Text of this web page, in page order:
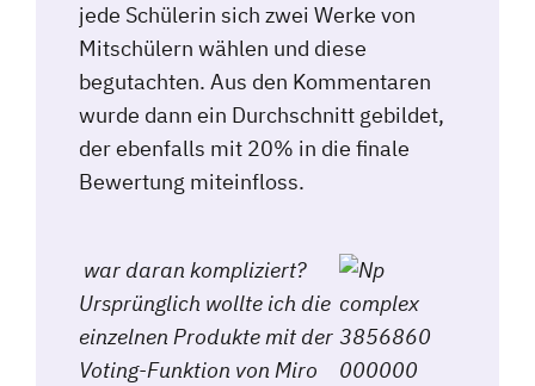
jede Schülerin sich zwei Werke von
Mitschülern wählen und diese
begutachten. Aus den Kommentaren
wurde dann ein Durchschnitt gebildet,
der ebenfalls mit 20% in die finale
Bewertung miteinfloss.
war daran kompliziert?
Ursprünglich wollte ich die
einzelnen Produkte mit der
Voting-Funktion von Miro